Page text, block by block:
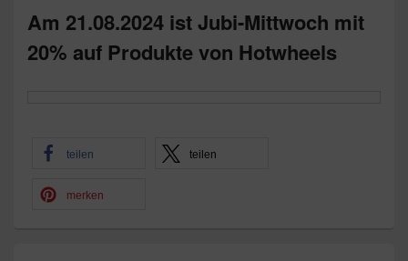
Am 21.08.2024 ist Jubi-Mittwoch mit
20% auf Produkte von Hotwheels
teilen teilen
merken